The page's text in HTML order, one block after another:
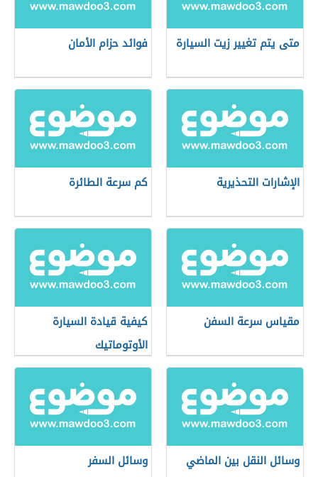
متى يتم تغيير زيت السيارة فوائد حزام الأمان
الإشارات التحذيرية كم سرعة الطائرة
مقياس سرعة السفن
كيفية قيادة السيارة
الأوتوماتيك
وسائل النقل بين الماضي
وسائل السفر